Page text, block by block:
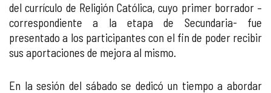
del currículo de Religión Católica, cuyo primer borrador –
correspondiente a la etapa de Secundaria- fue
presentado a los participantes con el fin de poder recibir
sus aportaciones de mejora al mismo.
En la sesión del sábado se dedicó un tiempo a abordar